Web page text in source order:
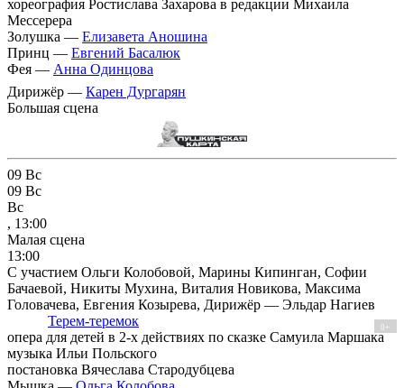
хореография Ростислава Захарова в редакции Михаила
Мессерера
Золушка — Елизавета Аношина
Принц — Евгений Басалюк
Фея — Анна Одинцова
Дирижёр — Карен Дургарян
Большая сцена
09 Вс
09 Вс
Вс
, 13:00
Малая сцена
13:00
С участием Ольги Колобовой, Марины Кипинган, Софии
Бачаевой, Никиты Мухина, Виталия Новикова, Максима
Головачева, Евгения Козырева, Дирижёр — Эльдар Нагиев
Терем-теремок
0+
опера для детей в 2-х действиях по сказке Самуила Маршака
музыка Ильи Польского
постановка Вячеслава Стародубцева